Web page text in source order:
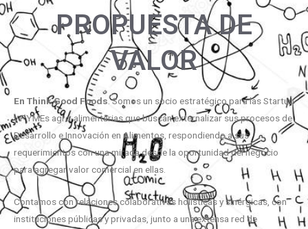
PROPUESTA DE
VALOR
En ThinkGood Foods. Somos un socio estratégico para las Startup
y PYMEs agro-alimentarias que buscan externalizar sus procesos de
Desarrollo e Innovación en Alimentos, respondiendo a sus
requerimientos con una mirada desde la oportunidad del negocio
para agregar valor comercial en ellas.
Contamos con relaciones colaborativas holísticas y sinérgicas, con
instituciones públicas y privadas, junto a una extensa red de